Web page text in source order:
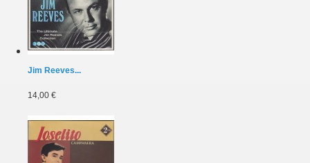
Jim Reeves...
14,00 €